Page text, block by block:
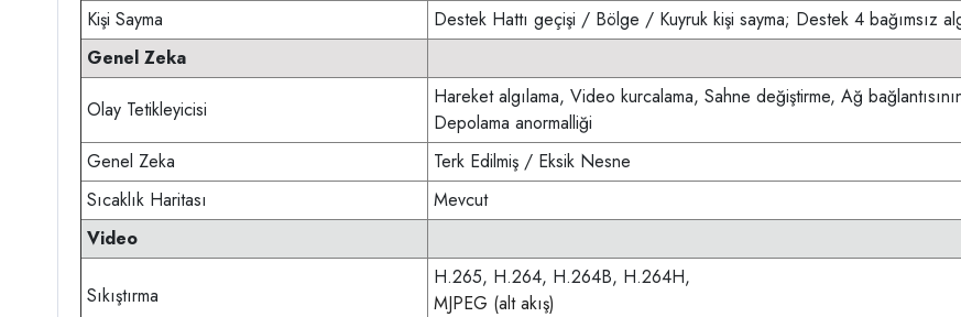
Kişi Sayma
Destek Hattı geçişi / Bölge / Kuyruk kişi sayma; Destek 4 bağımsız
Genel Zeka
Olay Tetikleyicisi
Hareket algılama, Video kurcalama, Sahne değiştirme, Ağ
Depolama anormalliği
Genel Zeka
Terk Edilmiş / Eksik Nesne
Sıcaklık Haritası
Mevcut
Video
Sıkıştırma
H.265, H.264, H.264B, H.264H,
MJPEG (alt akış)